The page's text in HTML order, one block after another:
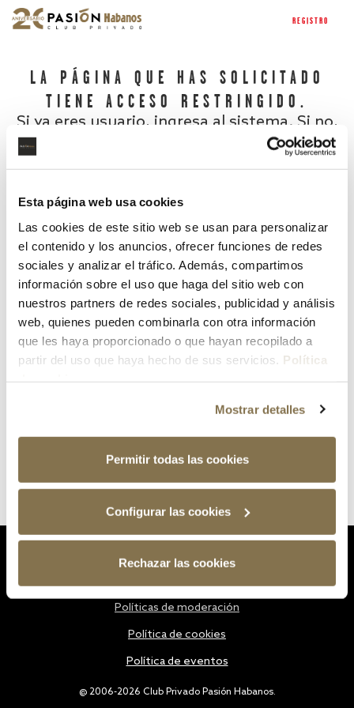
Esta página web usa cookies
Las cookies de este sitio web se usan para personalizar
el contenido y los anuncios, ofrecer funciones de redes
sociales y analizar el tráfico. Además, compartimos
información sobre el uso que haga del sitio web con
nuestros partners de redes sociales, publicidad y análisis
web, quienes pueden combinarla con otra información
que les haya proporcionado o que hayan recopilado a
partir del uso que haya hecho de sus servicios. Política
Mostrar detalles
Permitir todas las cookies
Configurar las cookies
Rechazar las cookies
REGISTRO
LA PÁGINA QUE HAS SOLICITADO
TIENE ACCESO RESTRINGIDO.
Si ya eres usuario, ingresa al sistema. Si no,
¿Has olvidado tu contraseña?
@ 2006-2026 Club Privado Pasión Habanos.
Políticas de moderación
Política de cookies
Política de eventos